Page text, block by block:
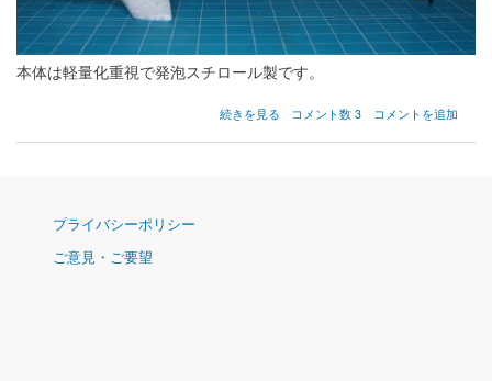
本体は軽量化重視で発泡スチロール製です。
ヘ
続きを見る コメント数 3 コメントを追加
ナ
ゲ
プライバシーポリシー
ご意見・ご要望